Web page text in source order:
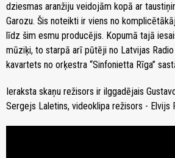
dziesmas aranžiju veidojām kopā ar
Garozu. Šis noteikti ir viens no
līdz šim esmu producējis. Kopumā tajā
mūziķi, to starpā arī pūtēji no Latvijas
kavartets no orķestra “Sinfonietta Rīga”
Ieraksta skaņu režisors ir ilggadējais
Sergejs Laletins, videoklipa režisors - Elvijs